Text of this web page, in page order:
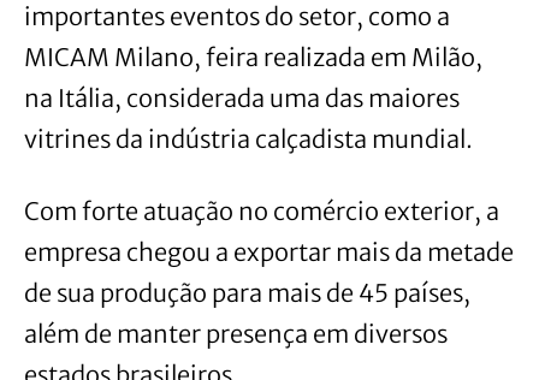
importantes eventos do setor, como a
MICAM Milano, feira realizada em Milão,
na Itália, considerada uma das maiores
vitrines da indústria calçadista mundial.
Com forte atuação no comércio exterior, a
empresa chegou a exportar mais da metade
de sua produção para mais de 45 países,
além de manter presença em diversos